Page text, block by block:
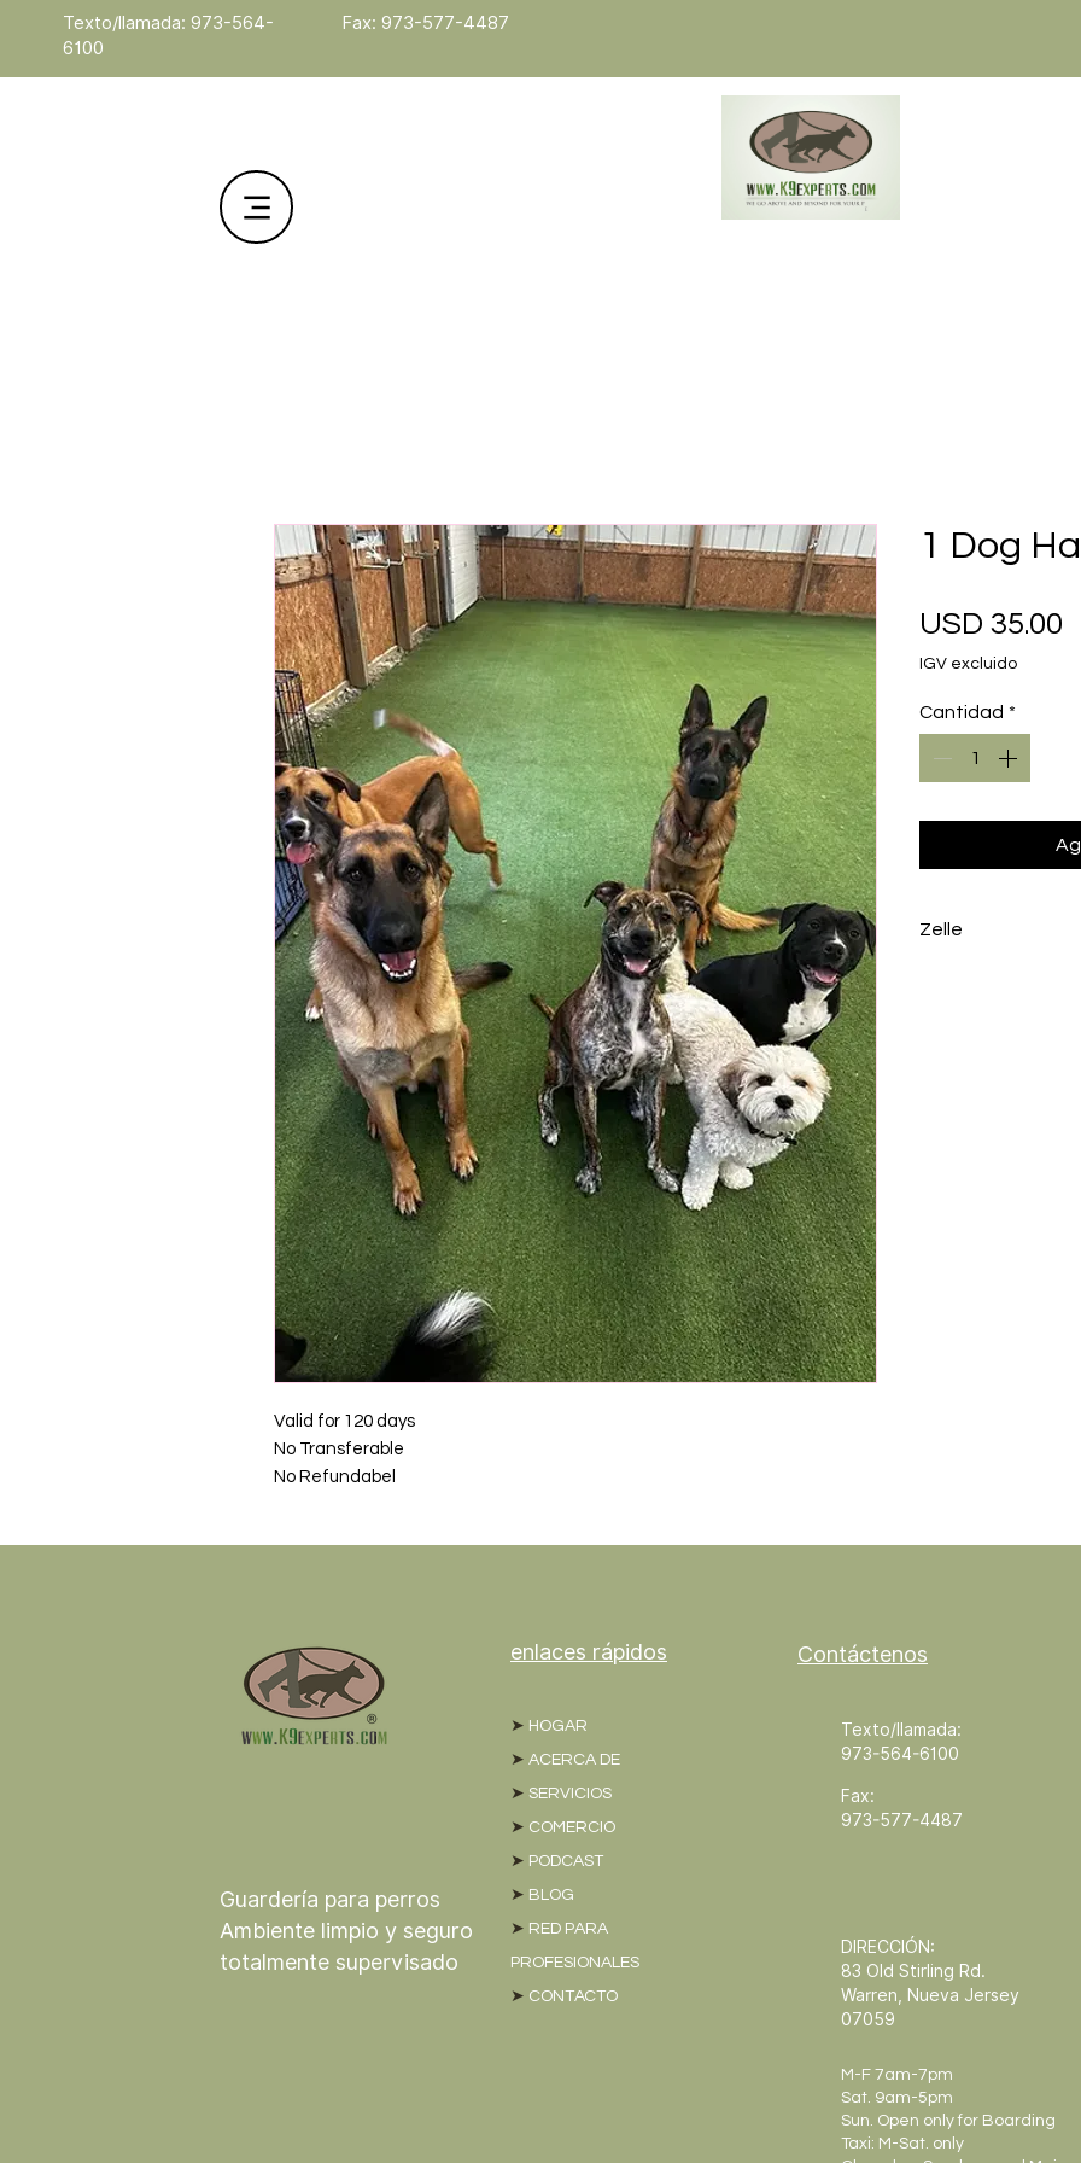
Texto/llamada: 973-564-
6100
Fax: 973-577-4487
Valid for 120 days
No Transferable
No Refundabel
1 Dog
USD 35.00
IGV excluido
Cantidad *
Zelle
Guardería para perros
Ambiente limpio y seguro
totalmente supervisado
enlaces rápidos
➤ HOGAR
➤ ACERCA DE
➤ SERVICIOS
➤ COMERCIO
➤ PODCAST
➤ BLOG
➤ RED PARA
PROFESIONALES
➤ CONTACTO
Contáctenos
Texto/llamada:
973-564-6100
Fax:
973-577-4487
DIRECCIÓN:
83 Old Stirling Rd.
Warren, Nueva Jersey
07059
M-F 7am-7pm
Sat. 9am-5pm
Sun. Open only for Boarding
Taxi: M-Sat. only